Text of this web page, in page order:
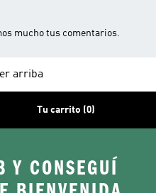
mucho tus comentarios.
arriba
Tu carrito (0)
Y CONSEGUÍ